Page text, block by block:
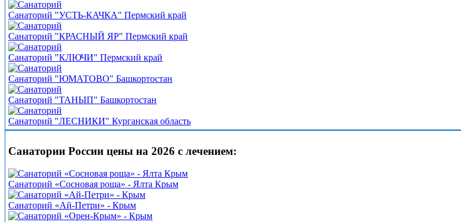
Санаторий "УСТЬ-КАЧКА" Пермский край
Санаторий "КРАСНЫЙ ЯР" Пермский край
Санаторий "КЛЮЧИ" Пермский край
Санаторий "ЮМАТОВО" Башкортостан
Санаторий "ТАНЫП" Башкортостан
Санаторий "ЛЕСНИКИ" Курганская область
Санатории России цены на 2026 с лечением:
Санаторий «Сосновая роща» - Ялта Крым
Санаторий «Ай-Петри» - Крым